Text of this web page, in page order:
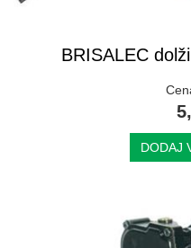
BRISALEC
DODAJ